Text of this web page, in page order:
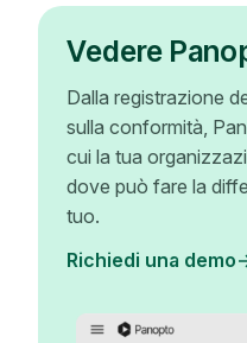
Vedere
Dalla registrazione
sulla conformità,
cui la tua
dove può fare la
tuo.
Richiedi una demo